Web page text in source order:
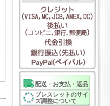
配送・お支払・返品
ブレスレットのサイ
ズ調整について